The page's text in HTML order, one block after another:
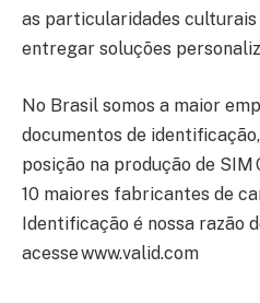
as particularidades culturais
entregar soluções
No Brasil somos a maior
documentos de
posição na produção de SIM
10 maiores fabricantes de
Identificação é nossa razão
acesse www.valid.com